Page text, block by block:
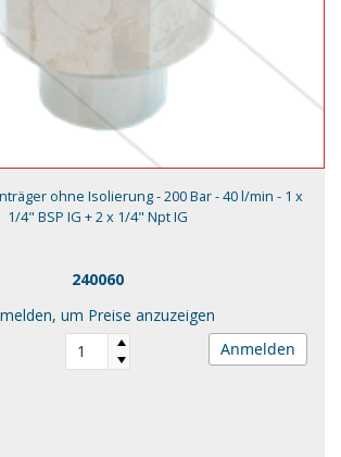
ohne Isolierung - 200 Bar - 40 l/min - 1 x
1/4" BSP IG + 2 x 1/4" Npt IG
240060
um Preise anzuzeigen
Anmelden